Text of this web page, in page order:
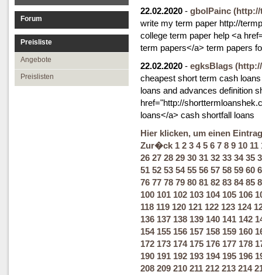
Forum
Preisliste
Angebote
Preislisten
22.02.2020 - gbolPainc (http://
write my term paper http://
college term paper help <a
term papers</a> term papers
22.02.2020 - egksBlags
cheapest short term cash
loans and advances definition
href="http://
loans</a> cash shortfall loans
Hier klicken, um einen
Zur�ck 1 2 3 4 5 6 7 8 9 10 11
26 27 28 29 30 31 32 33 34 35
51 52 53 54 55 56 57 58 59 60
76 77 78 79 80 81 82 83 84 85
100 101 102 103 104 105 106
118 119 120 121 122 123 124
136 137 138 139 140 141 142
154 155 156 157 158 159 160
172 173 174 175 176 177 178
190 191 192 193 194 195 196
208 209 210 211 212 213 214